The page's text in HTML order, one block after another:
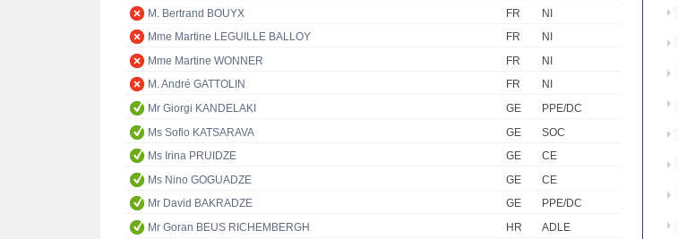
M. Bertrand BOUYX
FR
NI
Mme Martine LEGUILLE BALLOY
FR
NI
Mme Martine WONNER
FR
NI
M. André GATTOLIN
FR
NI
Mr Giorgi KANDELAKI
GE
PPE/DC
Ms Sofio KATSARAVA
GE
SOC
Ms Irina PRUIDZE
GE
CE
Ms Nino GOGUADZE
GE
CE
Mr David BAKRADZE
GE
PPE/DC
Mr Goran BEUS RICHEMBERGH
HR
ADLE